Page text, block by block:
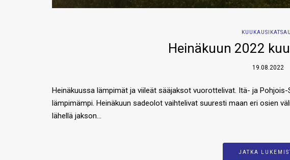
Heinäkuun 2022
19.08.2022
Heinäkuussa lämpimät ja viileät sääjaksot vuorottelivat. Itä- ja
lämpimämpi. Heinäkuun sadeolot vaihtelivat suuresti maan eri osien
lähellä jakson…
JATKA